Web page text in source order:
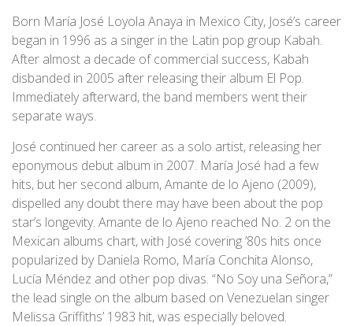
Born María José Loyola Anaya in Mexico City, José’s career
began in 1996 as a singer in the Latin pop group Kabah.
After almost a decade of commercial success, Kabah
disbanded in 2005 after releasing their album El Pop.
Immediately afterward, the band members went their
separate ways.
José continued her career as a solo artist, releasing her
eponymous debut album in 2007. María José had a few
hits, but her second album, Amante de lo Ajeno (2009),
dispelled any doubt there may have been about the pop
star’s longevity. Amante de lo Ajeno reached No. 2 on the
Mexican albums chart, with José covering ’80s hits once
popularized by Daniela Romo, María Conchita Alonso,
Lucía Méndez and other pop divas. “No Soy una Señora,”
the lead single on the album based on Venezuelan singer
Melissa Griffiths’ 1983 hit, was especially beloved.